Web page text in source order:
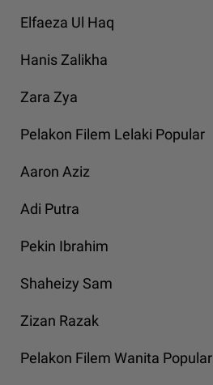
Elfaeza Ul Haq
Hanis Zalikha
Zara Zya
Pelakon Filem Lelaki Popular
Aaron Aziz
Adi Putra
Pekin Ibrahim
Shaheizy Sam
Zizan Razak
Pelakon Filem Wanita Popular